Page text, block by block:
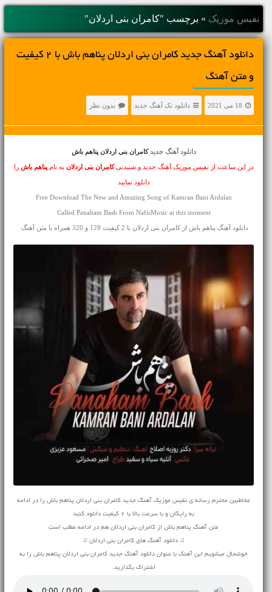
نفیس موزیک » برچسب "کامران بنی اردلان"
دانلود آهنگ جديد کامران بنی اردلان پناهم باش با 2 کیفیت
و متن آهنگ
18 می 2021 دانلود تک آهنگ جدید بدون نظر
دانلود آهنگ جدید کامران بنی اردلان پناهم باش
در این ساعت از نفیس موزیک آهنگ جدید و شنیدنیکامران بنی اردلان به نامپناهم باش را
دانلود نمایید
Free Download The New and Amazing Song of Kamran Bani Ardalan
Called Panaham Bash From NafisMusic at this moment
دانلود آهنگ پناهم باش از کامران بنی اردلان با 2 کیفیت 128 و 320 همراه با متن آهنگ
مخاطبین محترم رسانه ی نفیس موزیک آهنگ جدید کامران بنی اردلان پناهم باش را در ادامه
به رایگان و با سرعت بالا با 2 کیفیت دانلود کنید
متن آهنگ پناهم باش از کامران بنی اردلان هم در ادامه مطلب است
♫ دانلود آهنگ های کامران بنی اردلان ♫
خوشحال میشویم این آهنگ با عنوان دانلود آهنگ جدید کامران بنی اردلان پناهم باش را به
اشتراک بگذارید.